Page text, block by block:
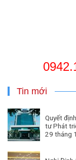
Tin mới
Quyết
tư Phát
29 tháng